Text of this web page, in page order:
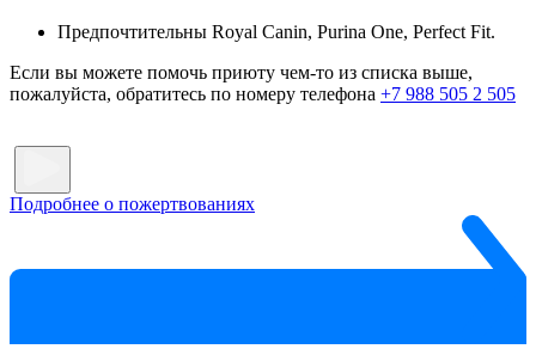
Предпочтительны Royal Canin, Purina One, Perfect Fit.
Если вы можете помочь приюту чем-то из списка выше,
пожалуйста, обратитесь по номеру телефона +7 988 505 2 505
Подробнее о пожертвованиях